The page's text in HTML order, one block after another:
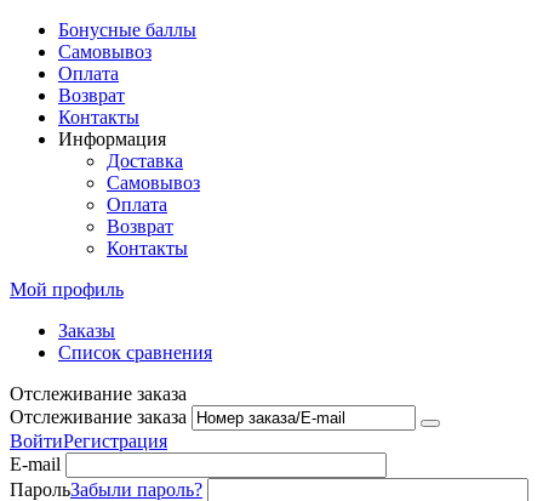
Бонусные баллы
Самовывоз
Оплата
Возврат
Контакты
Информация
Доставка
Самовывоз
Оплата
Возврат
Контакты
Мой профиль
Заказы
Список сравнения
Отслеживание заказа
Отслеживание заказа
ВойтиРегистрация
E-mail
ПарольЗабыли пароль?